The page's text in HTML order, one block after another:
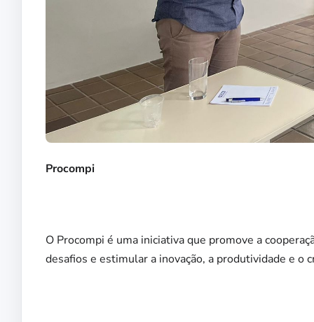
Procompi
O Procompi é uma iniciativa que promove a
desafios e estimular a inovação, a produtividade e